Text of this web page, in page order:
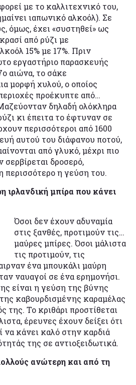
με το καλλιτεχνικό του,
ιαπωνικό αλκοόλ). Σε
όμως, έχει «συστηθεί» ως
από ρύζι με
15% με 17%. Πριν
εργαστήριο παρασκευής
αιώνα, το σάκε
μορφή χυλού, ο οποίος
προέκυπτε από…
δηλαδή ολόκληρα
κι έπειτα το έφτυναν σε
περισσότεροι από 1600
αυτού του διάφανου ποτού,
από γλυκό, μέχρι πιο
δροσερό,
περισσότερο η γεύση του.
ιρλανδική μπίρα που κάνει
Όσοι δεν έχουν αδυναμία
στις ξανθές, προτιμούν τις…
μαύρες μπίρες. Όσοι μάλιστα
τις προτιμούν, τις
ένα μπουκάλι μαύρη
ναυαγοί σε ένα ερημονήσι.
είναι η γεύση της βύνης
καβουρδισμένης καραμέλας
της. Το κριθάρι προστίθεται
έρευνες έχουν δείξει ότι
να κάνει καλό στην καρδιά
της σε αντιοξειδωτικά.
ανώτερη και από τη